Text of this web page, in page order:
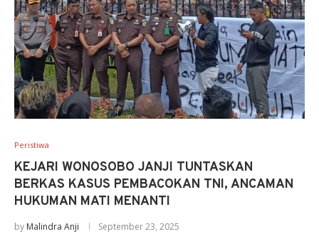
Peristiwa
KEJARI WONOSOBO JANJI TUNTASKAN
BERKAS KASUS PEMBACOKAN TNI, ANCAMAN
HUKUMAN MATI MENANTI
by Malindra Anji September 23, 2025